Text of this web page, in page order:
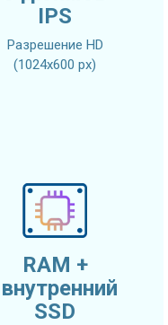
IPS
Разрешение HD
(1024х600 px)
RAM +
внутренний
SSD